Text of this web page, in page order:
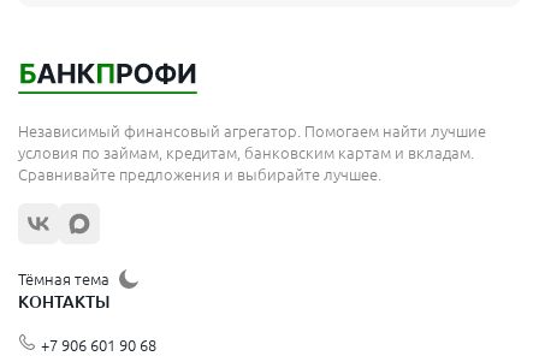
Независимый финансовый агрегатор. Помогаем найти лучшие
условия по займам, кредитам, банковским картам и вкладам.
Сравнивайте предложения и выбирайте лучшее.
Тёмная тема
КОНТАКТЫ
+7 906 601 90 68